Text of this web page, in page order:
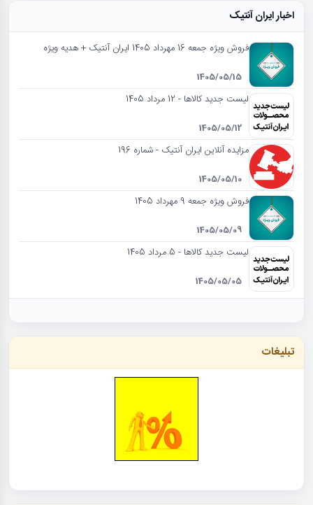
اخبار ایران آنتیک
فروش ویژه جمعه 16 مهرداد 1405 ایران آنتیک + هدیه ویژه
1405/05/15
لیست جدید کالاها - 12 مرداد 1405
1405/05/12
مزایده آنلاین ایران آنتیک - شماره 196
1405/05/10
فروش ویژه جمعه 9 مهرداد 1405
1405/05/09
لیست جدید کالاها - 5 مرداد 1405
1405/05/05
تبلیغات